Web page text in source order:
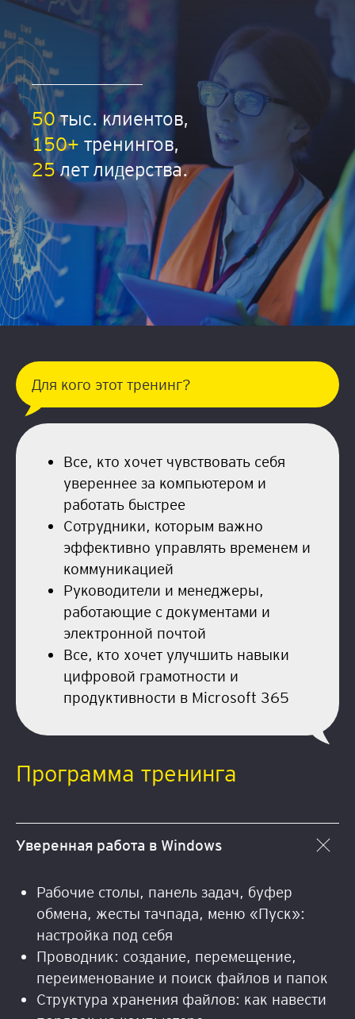
50тыс. клиентов,
150+ тренингов,
25лет лидерства.
Для кого этот тренинг?
Все, кто хочет чувствовать себя
увереннее за компьютером и
работать быстрее
Сотрудники, которым важно
эффективно управлять временем и
коммуникацией
Руководители и менеджеры,
работающие с документами и
электронной почтой
Все, кто хочет улучшить навыки
цифровой грамотности и
продуктивности в Microsoft 365
Программа тренинга
Уверенная работа в Windows
Рабочие столы, панель задач, буфер
обмена, жесты тачпада, меню «Пуск»:
настройка под себя
Проводник: создание, перемещение,
переименование и поиск файлов и папок
Структура хранения файлов: как навести